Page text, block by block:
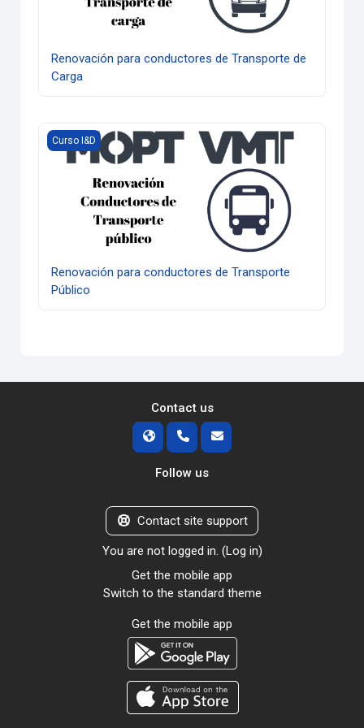
Renovación para conductores de Transporte de
Carga
Renovación para conductores de Transporte Público
Curso I&D
Renovación para conductores de Transporte
Público
Contact us
Follow us
Contact site support
You are not logged in. (Log in)
Get the mobile app
Switch to the standard theme
Get the mobile app